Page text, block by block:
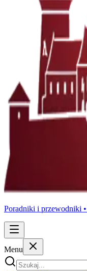
Poradniki i przewodniki •
Menu